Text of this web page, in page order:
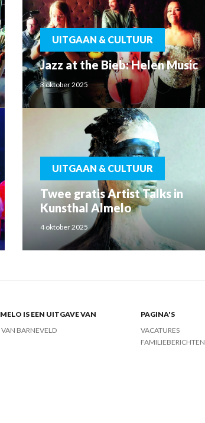
UITGAAN & CULTUUR
Jazz at the Bieb: Helen Music
3 oktober 2025
UITGAAN & CULTUUR
Twee gratis Artist Talks in
Kunsthal Almelo
4 oktober 2025
IS EEN UITGAVE VAN
VAN BARNEVELD
PAGINA'S
VACATURES
FAMILIEBERICHTEN